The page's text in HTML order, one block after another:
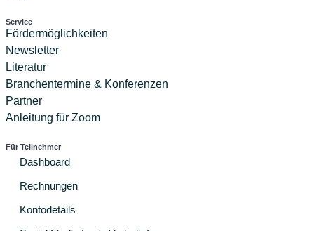
Service
Fördermöglichkeiten
Newsletter
Literatur
Branchentermine & Konferenzen
Partner
Anleitung für Zoom
Für Teilnehmer
Dashboard
Rechnungen
Kontodetails